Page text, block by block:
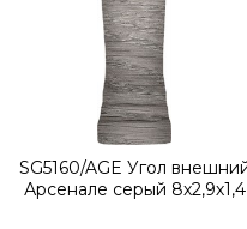
SG5160/AGE Угол
Арсенале серый 8х2,9х1,4